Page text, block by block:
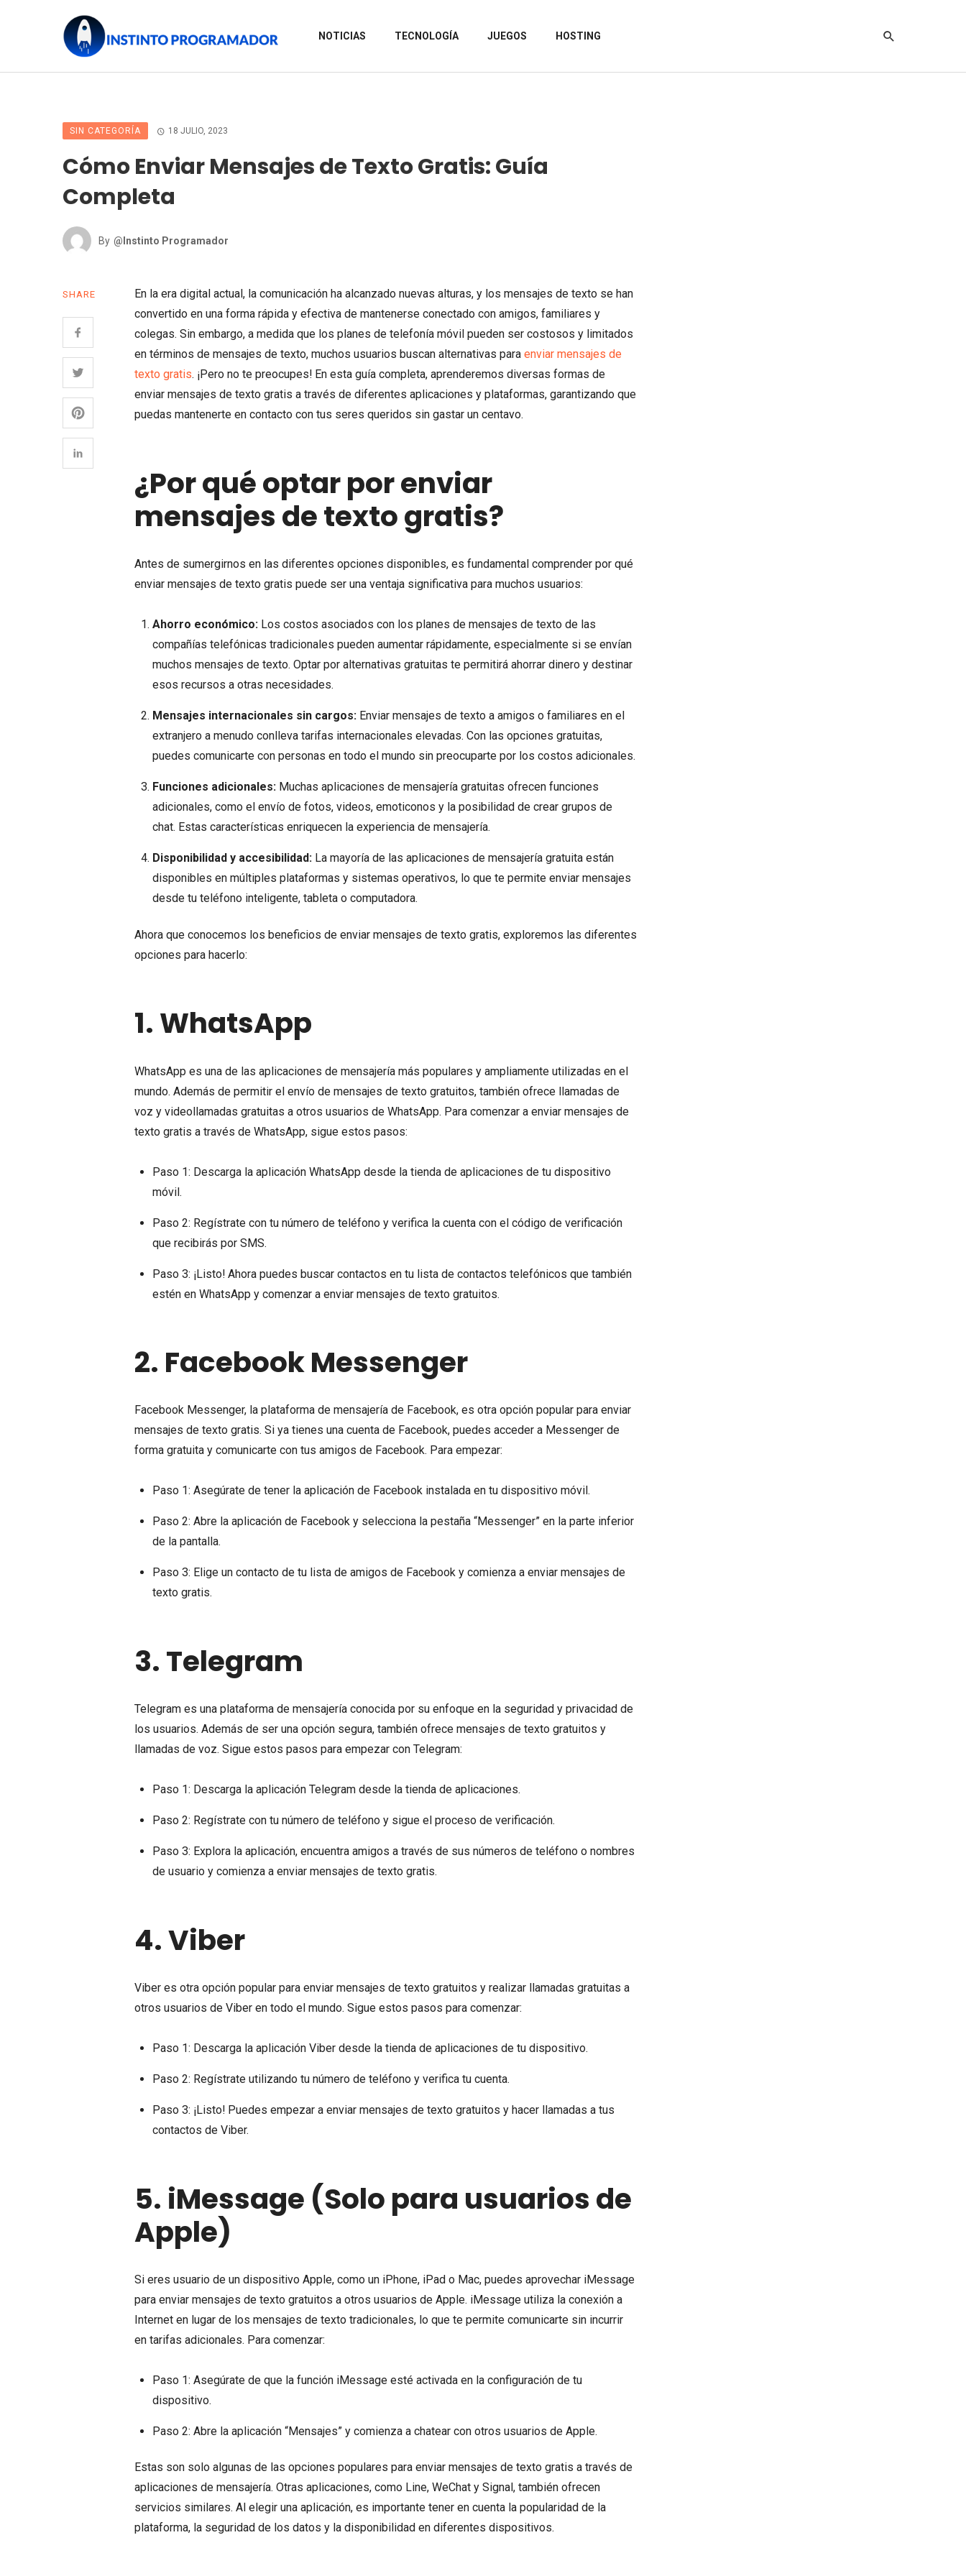
NOTICIAS TECNOLOGÍA JUEGOS HOSTING
SIN CATEGORÍA 18 JULIO, 2023
Cómo Enviar Mensajes de Texto Gratis: Guía
Completa
By @Instinto Programador
SHARE
En la era digital actual, la comunicación ha alcanzado nuevas alturas, y los mensajes de texto se han
convertido en una forma rápida y efectiva de mantenerse conectado con amigos, familiares y
colegas. Sin embargo, a medida que los planes de telefonía móvil pueden ser costosos y limitados
en términos de mensajes de texto, muchos usuarios buscan alternativas para enviar mensajes de
texto gratis. ¡Pero no te preocupes! En esta guía completa, aprenderemos diversas formas de
enviar mensajes de texto gratis a través de diferentes aplicaciones y plataformas, garantizando que
puedas mantenerte en contacto con tus seres queridos sin gastar un centavo.
¿Por qué optar por enviar
mensajes de texto gratis?
Antes de sumergirnos en las diferentes opciones disponibles, es fundamental comprender por qué
enviar mensajes de texto gratis puede ser una ventaja significativa para muchos usuarios:
Ahorro económico: Los costos asociados con los planes de mensajes de texto de las
compañías telefónicas tradicionales pueden aumentar rápidamente, especialmente si se envían
muchos mensajes de texto. Optar por alternativas gratuitas te permitirá ahorrar dinero y destinar
esos recursos a otras necesidades.
Mensajes internacionales sin cargos: Enviar mensajes de texto a amigos o familiares en el
extranjero a menudo conlleva tarifas internacionales elevadas. Con las opciones gratuitas,
puedes comunicarte con personas en todo el mundo sin preocuparte por los costos adicionales.
Funciones adicionales: Muchas aplicaciones de mensajería gratuitas ofrecen funciones
adicionales, como el envío de fotos, videos, emoticonos y la posibilidad de crear grupos de
chat. Estas características enriquecen la experiencia de mensajería.
Disponibilidad y accesibilidad: La mayoría de las aplicaciones de mensajería gratuita están
disponibles en múltiples plataformas y sistemas operativos, lo que te permite enviar mensajes
desde tu teléfono inteligente, tableta o computadora.
Ahora que conocemos los beneficios de enviar mensajes de texto gratis, exploremos las diferentes
opciones para hacerlo:
1. WhatsApp
WhatsApp es una de las aplicaciones de mensajería más populares y ampliamente utilizadas en el
mundo. Además de permitir el envío de mensajes de texto gratuitos, también ofrece llamadas de
voz y videollamadas gratuitas a otros usuarios de WhatsApp. Para comenzar a enviar mensajes de
texto gratis a través de WhatsApp, sigue estos pasos:
Paso 1: Descarga la aplicación WhatsApp desde la tienda de aplicaciones de tu dispositivo
móvil.
Paso 2: Regístrate con tu número de teléfono y verifica la cuenta con el código de verificación
que recibirás por SMS.
Paso 3: ¡Listo! Ahora puedes buscar contactos en tu lista de contactos telefónicos que también
estén en WhatsApp y comenzar a enviar mensajes de texto gratuitos.
2. Facebook Messenger
Facebook Messenger, la plataforma de mensajería de Facebook, es otra opción popular para enviar
mensajes de texto gratis. Si ya tienes una cuenta de Facebook, puedes acceder a Messenger de
forma gratuita y comunicarte con tus amigos de Facebook. Para empezar:
Paso 1: Asegúrate de tener la aplicación de Facebook instalada en tu dispositivo móvil.
Paso 2: Abre la aplicación de Facebook y selecciona la pestaña “Messenger” en la parte inferior
de la pantalla.
Paso 3: Elige un contacto de tu lista de amigos de Facebook y comienza a enviar mensajes de
texto gratis.
3. Telegram
Telegram es una plataforma de mensajería conocida por su enfoque en la seguridad y privacidad de
los usuarios. Además de ser una opción segura, también ofrece mensajes de texto gratuitos y
llamadas de voz. Sigue estos pasos para empezar con Telegram:
Paso 1: Descarga la aplicación Telegram desde la tienda de aplicaciones.
Paso 2: Regístrate con tu número de teléfono y sigue el proceso de verificación.
Paso 3: Explora la aplicación, encuentra amigos a través de sus números de teléfono o nombres
de usuario y comienza a enviar mensajes de texto gratis.
4.Viber
Viber es otra opción popular para enviar mensajes de texto gratuitos y realizar llamadas gratuitas a
otros usuarios de Viber en todo el mundo. Sigue estos pasos para comenzar:
Paso 1: Descarga la aplicación Viber desde la tienda de aplicaciones de tu dispositivo.
Paso 2: Regístrate utilizando tu número de teléfono y verifica tu cuenta.
Paso 3: ¡Listo! Puedes empezar a enviar mensajes de texto gratuitos y hacer llamadas a tus
contactos de Viber.
5. iMessage (Solo para usuarios de
Apple)
Si eres usuario de un dispositivo Apple, como un iPhone, iPad o Mac, puedes aprovechar iMessage
para enviar mensajes de texto gratuitos a otros usuarios de Apple. iMessage utiliza la conexión a
Internet en lugar de los mensajes de texto tradicionales, lo que te permite comunicarte sin incurrir
en tarifas adicionales. Para comenzar:
Paso 1: Asegúrate de que la función iMessage esté activada en la configuración de tu
dispositivo.
Paso 2: Abre la aplicación “Mensajes” y comienza a chatear con otros usuarios de Apple.
Estas son solo algunas de las opciones populares para enviar mensajes de texto gratis a través de
aplicaciones de mensajería. Otras aplicaciones, como Line, WeChat y Signal, también ofrecen
servicios similares. Al elegir una aplicación, es importante tener en cuenta la popularidad de la
plataforma, la seguridad de los datos y la disponibilidad en diferentes dispositivos.